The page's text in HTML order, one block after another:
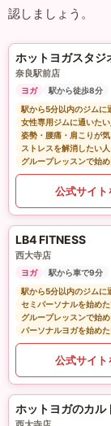
認しましょう。
ホットヨガスタジ
奈良駅前店
ヨガ
駅から徒歩8分
駅から5分以内のジムに
女性専用ジムに通いたい
姿勢・腰痛・肩こりが
ストレスを解消したい人
グループレッスンで始
公式サイト
LB4 FITNESS
西大寺店
ヨガ
駅から車で9分
駅から5分以内のジムに
セミパーソナルを始め
グループレッスンで始
パーソナルヨガを始め
公式サイト
ホットヨガのカル